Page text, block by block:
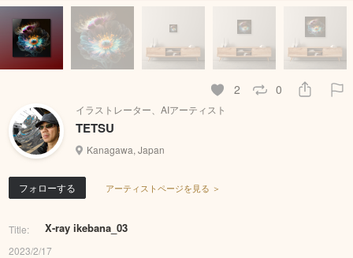
2 0
イラストレーター、AIアーティスト
TETSU
Kanagawa, Japan
フォローする アーティストページを見る ＞
Title: X-ray ikebana_03
2023/2/17